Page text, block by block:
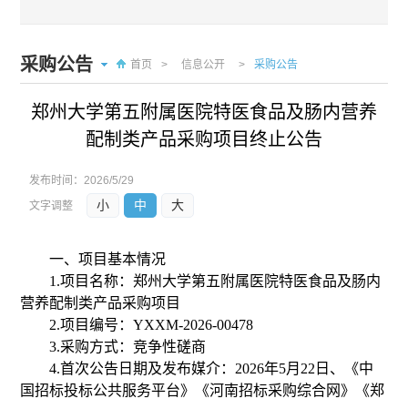
采购公告 首页 > 信息公开 > 采购公告
郑州大学第五附属医院特医食品及肠内营养
配制类产品采购项目终止公告
发布时间：2026/5/29
文字调整
小 中 大
一、项目基本情况
1.项目名称：郑州大学第五附属医院特医食品及肠内
营养配制类产品采购项目
2.项目编号：YXXM-2026-00478
3.采购方式：竞争性磋商
4.首次公告日期及发布媒介： 2026年5月 22 日、
《中
国招标投标公共服务平台》《河南招标采购综合网》《郑